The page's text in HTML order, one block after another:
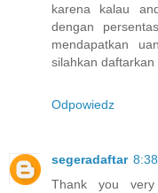
karena kalau
dengan
mendapatkan
silahkan daftarkan
Odpowiedz
segeradaftar
Thank you